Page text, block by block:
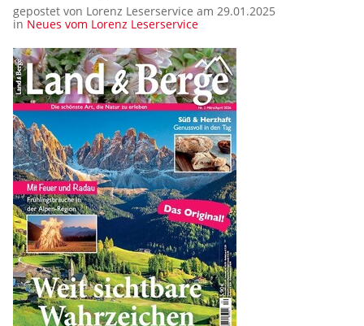
gepostet von Lorenz Leserservice am 29.01.2025
in Neues vom Lorenz Leserservice